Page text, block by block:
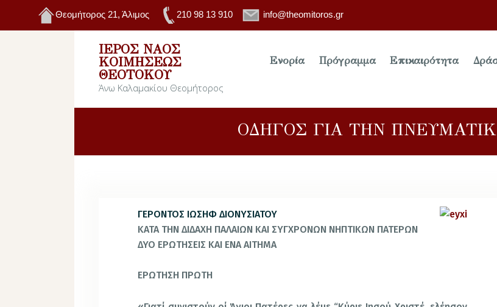
Θεομήτορος 21, Άλιμος 210 98 13 910 info@theomitoros.gr
ΙΕΡΌΣ ΝΑΌΣ
ΚΟΙΜΉΣΕΩΣ
ΘΕΟΤΌΚΟΥ
Άνω Καλαμακίου Θεομήτορος
Ενορία Πρόγραμμα Επικαιρότητα
ΟΔΗΓΟΣ ΓΙΑ ΤΗΝ
ΓΕΡΟΝΤΟΣ ΙΩΣΗΦ ΔΙΟΝΥΣΙΑΤΟΥ
ΚΑΤΑ ΤΗΝ ΔΙΔΑΧΗ ΠΑΛΑΙΩΝ ΚΑΙ ΣΥΓΧΡΟΝΩΝ ΝΗΠΤΙΚΩΝ ΠΑΤΕΡΩΝ
ΔΥΟ ΕΡΩΤΗΣΕΙΣ ΚΑΙ ΕΝΑ ΑΙΤΗΜΑ
ΕΡΩΤΗΣΗ ΠΡΩΤΗ